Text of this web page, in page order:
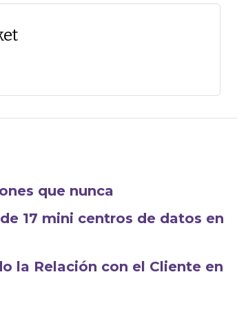
que nunca
17 mini centros de datos en
la Relación con el Cliente en